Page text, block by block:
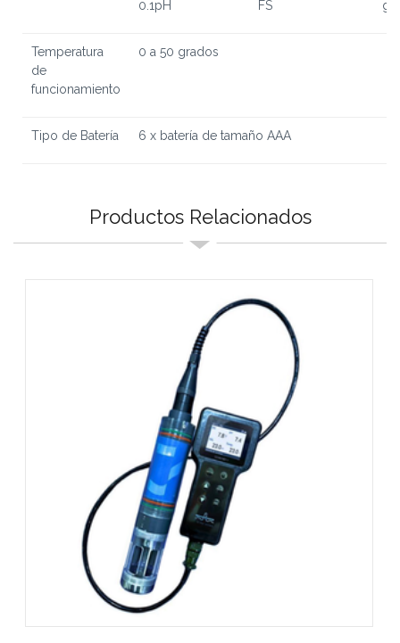
0.1pH FS
Temperatura
de
funcionamiento
0 a 50 grados
Tipo de Batería 6 x batería de tamaño AAA
Productos Relacionados